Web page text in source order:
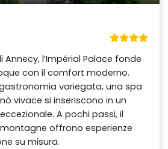
Annecy, l’Impérial Palace fonde
con il comfort moderno.
variegata, una spa
vivace si inseriscono in un
A pochi passi, il
offrono esperienze
su misura.